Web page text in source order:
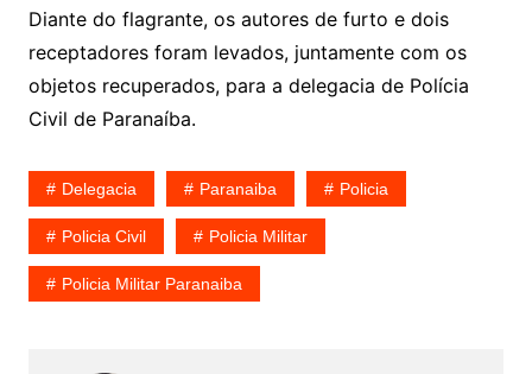
Diante do flagrante, os autores de furto e dois
receptadores foram levados, juntamente com os
objetos recuperados, para a delegacia de Polícia
Civil de Paranaíba.
Delegacia Paranaiba Policia
Policia Civil Policia Militar
Policia Militar Paranaiba